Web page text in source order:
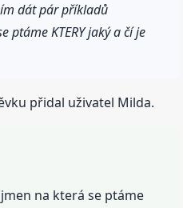
dát pár příkladů
ptáme KTERY jaký a čí je
přidal uživatel Milda.
na která se ptáme